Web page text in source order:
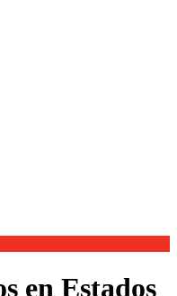
en Estados